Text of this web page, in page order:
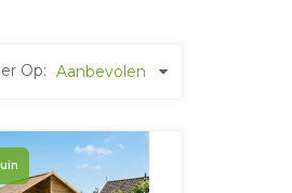
Op: Aanbevolen